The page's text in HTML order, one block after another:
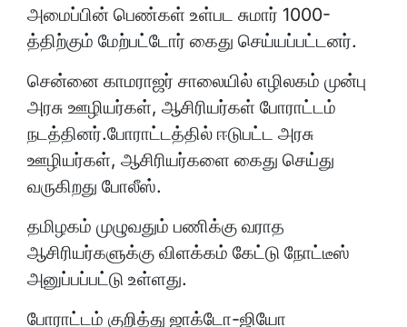
அமைப்பின் பெண்கள் உள்பட சுமார் 1000-
த்திற்கும் மேற்பட்டோர் கைது செய்யப்பட்டனர்.
சென்னை காமராஜர் சாலையில் எழிலகம் முன்பு
அரசு ஊழியர்கள், ஆசிரியர்கள் போராட்டம்
நடத்தினர்.போராட்டத்தில் ஈடுபட்ட அரசு
ஊழியர்கள், ஆசிரியர்களை கைது செய்து
வருகிறது போலீஸ்.
தமிழகம் முழுவதும் பணிக்கு வராத
ஆசிரியர்களுக்கு விளக்கம் கேட்டு நோட்டீஸ்
அனுப்பப்பட்டு உள்ளது.
போராட்டம் குறித்து ஜாக்டோ-ஜியோ